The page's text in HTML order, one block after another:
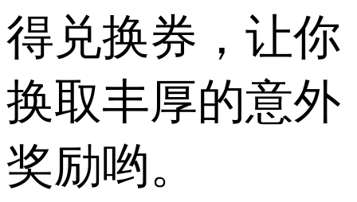
得兑换券，让你
换取丰厚的意外
奖励哟。